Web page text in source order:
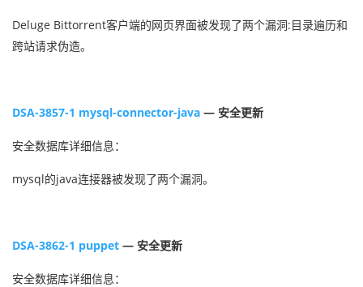
Deluge Bittorrent客户端的网页界面被发现了两个漏洞:目录遍历和
跨站请求伪造。
DSA-3857-1 mysql-connector-java — 安全更新
安全数据库详细信息：
mysql的java连接器被发现了两个漏洞。
DSA-3862-1 puppet — 安全更新
安全数据库详细信息：